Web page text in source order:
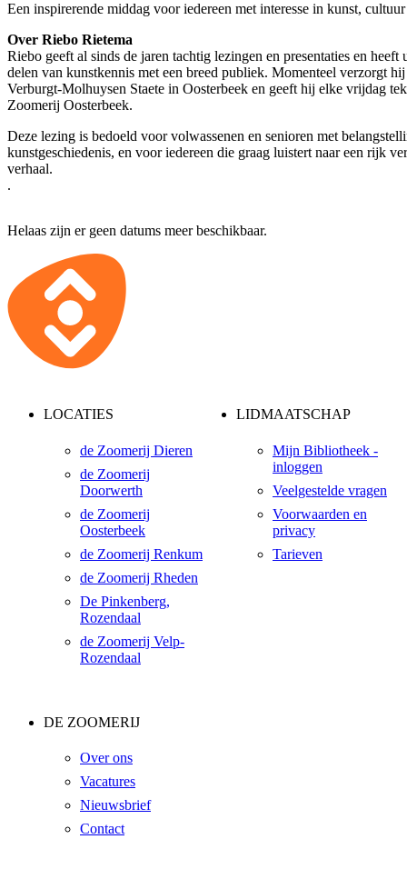
Een inspirerende middag voor iedereen met interesse in kunst,
Over Riebo Rietema
Riebo geeft al sinds de jaren tachtig lezingen en presentaties en heeft
delen van kunstkennis met een breed publiek. Momenteel verzorgt
Verburgt-Molhuysen Staete in Oosterbeek en geeft hij elke vrijdag
Zoomerij Oosterbeek.
Deze lezing is bedoeld voor volwassenen en senioren met
kunstgeschiedenis, en voor iedereen die graag luistert naar een rijk
verhaal.
.
Helaas zijn er geen datums meer beschikbaar.
LOCATIES
de Zoomerij Dieren
de Zoomerij
Doorwerth
de Zoomerij
Oosterbeek
de Zoomerij Renkum
de Zoomerij Rheden
De Pinkenberg,
Rozendaal
de Zoomerij Velp-
Rozendaal
LIDMAATSCHAP
Mijn Bibliotheek -
inloggen
Veelgestelde vragen
Voorwaarden en
privacy
Tarieven
DE ZOOMERIJ
Over ons
Vacatures
Nieuwsbrief
Contact